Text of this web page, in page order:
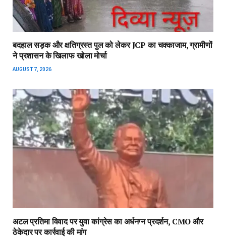
बदहाल सड़क और क्षतिग्रस्त पुल को लेकर JCP का चक्काजाम, ग्रामीणों
ने प्रशासन के खिलाफ खोला मोर्चा
AUGUST 7, 2026
अटल प्रतिमा विवाद पर युवा कांग्रेस का अर्धनग्न प्रदर्शन, CMO और
ठेकेदार पर कार्रवाई की मांग